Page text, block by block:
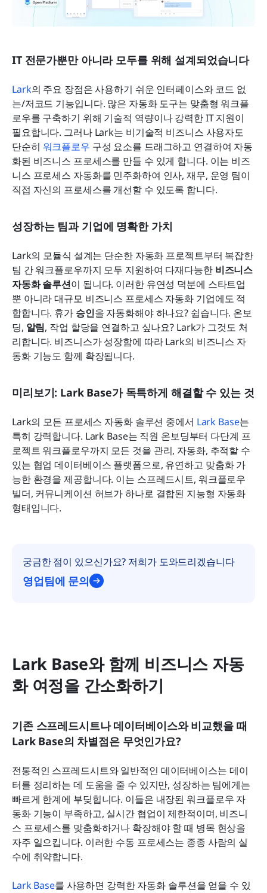
IT 전문가뿐만 아니라 모두를 위해 설계되었습니다
Lark의 주요 장점은 사용하기 쉬운 인터페이스와 코드 없
는/저코드 기능입니다. 많은 자동화 도구는 맞춤형 워크플
로우를 구축하기 위해 기술적 역량이나 강력한 IT 지원이
필요합니다. 그러나 Lark는 비기술적 비즈니스 사용자도
단순히 워크플로우 구성 요소를 드래그하고 연결하여 자동
화된 비즈니스 프로세스를 만들 수 있게 합니다. 이는 비즈
니스 프로세스 자동화를 민주화하여 인사, 재무, 운영 팀이
직접 자신의 프로세스를 개선할 수 있도록 합니다.
성장하는 팀과 기업에 명확한 가치
Lark의 모듈식 설계는 단순한 자동화 프로젝트부터 복잡한
팀 간 워크플로우까지 모두 지원하여 다재다능한 비즈니스
자동화 솔루션이 됩니다. 이러한 유연성 덕분에 스타트업
뿐 아니라 대규모 비즈니스 프로세스 자동화 기업에도 적
합합니다. 휴가 승인을 자동화해야 하나요? 쉽습니다. 온보
딩, 알림, 작업 할당을 연결하고 싶나요? Lark가 그것도 처
리합니다. 비즈니스가 성장함에 따라 Lark의 비즈니스 자
동화 기능도 함께 확장됩니다.
미리보기: Lark Base가 독특하게 해결할 수 있는 것
Lark의 모든 프로세스 자동화 솔루션 중에서 Lark Base는
특히 강력합니다. Lark Base는 직원 온보딩부터 다단계 프
로젝트 워크플로우까지 모든 것을 관리, 자동화, 추적할 수
있는 협업 데이터베이스 플랫폼으로, 유연하고 맞춤화 가
능한 환경을 제공합니다. 이는 스프레드시트, 워크플로우
빌더, 커뮤니케이션 허브가 하나로 결합된 지능형 자동화
형태입니다.
궁금한 점이 있으신가요? 저희가 도와드리겠습니다
영업팀에 문의
Lark Base와 함께 비즈니스 자동
화 여정을 간소화하기
기존 스프레드시트나 데이터베이스와 비교했을 때
Lark Base의 차별점은 무엇인가요?
전통적인 스프레드시트와 일반적인 데이터베이스는 데이
터를 정리하는 데 도움을 줄 수 있지만, 성장하는 팀에게는
빠르게 한계에 부딪힙니다. 이들은 내장된 워크플로우 자
동화 기능이 부족하고, 실시간 협업이 제한적이며, 비즈니
스 프로세스를 맞춤화하거나 확장해야 할 때 병목 현상을
자주 일으킵니다. 이러한 수동 프로세스는 종종 사람의 실
수에 취약합니다.
Lark Base를 사용하면 강력한 자동화 솔루션을 얻을 수 있